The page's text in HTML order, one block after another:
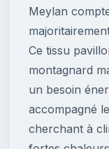
Meylan
Ce tissu
montagnard
un besoin
accompagné
cherchant à